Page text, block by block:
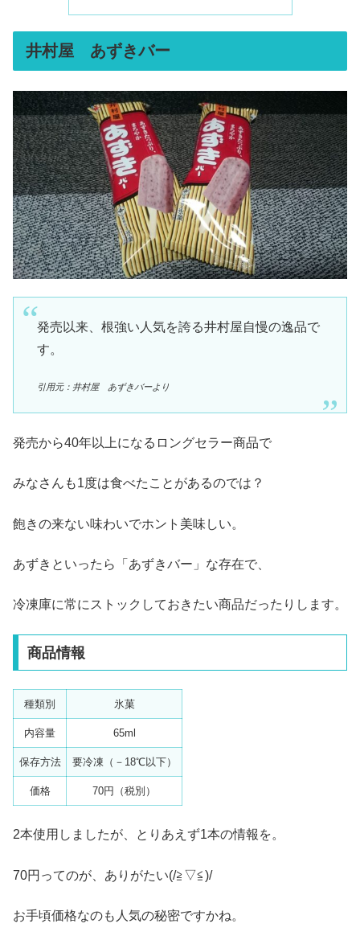
井村屋 あずきバー
発売以来、根強い人気を誇る井村屋自慢の逸品で
す。
引用元：井村屋 あずきバーより
発売から40年以上になるロングセラー商品で
みなさんも1度は食べたことがあるのでは？
飽きの来ない味わいでホント美味しい。
あずきといったら「あずきバー」な存在で、
冷凍庫に常にストックしておきたい商品だったりします。
商品情報
種類別 氷菓
内容量 65ml
保存方法 要冷凍（－18℃以下）
価格 70円（税別）
2本使用しましたが、とりあえず1本の情報を。
70円ってのが、ありがたい(/≧▽≦)/
お手頃価格なのも人気の秘密ですかね。